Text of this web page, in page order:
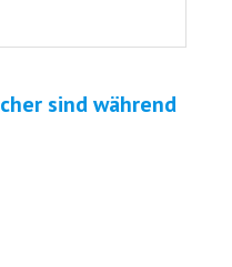
sind während